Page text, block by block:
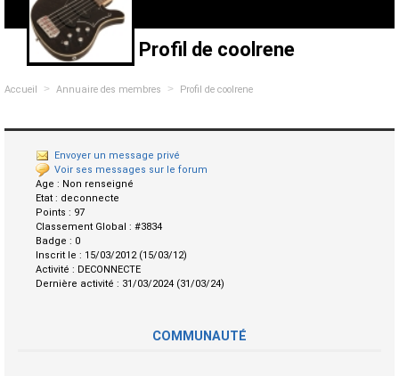
Profil de coolrene
Accueil > Annuaire des membres > Profil de coolrene
Envoyer un message privé
Voir ses messages sur le forum
Age : Non renseigné
Etat : deconnecte
Points : 97
Classement Global : #3834
Badge : 0
Inscrit le : 15/03/2012 (15/03/12)
Activité : DECONNECTE
Dernière activité : 31/03/2024 (31/03/24)
COMMUNAUTÉ